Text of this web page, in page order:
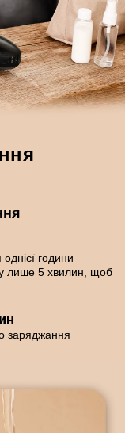
години
лише 5 хвилин, щоб
заряджання